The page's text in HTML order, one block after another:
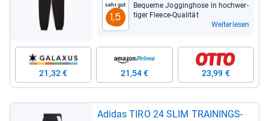
Sehr gut
1,5
Bequeme Jog­ging­hose in hoch­wer­
ti­ger Fleece-​Qua­li­tät
Weiterlesen
21,32 € 21,54 € 23,99 €
Adi­das TIRO 24 SLIM TRAI­NINGS­